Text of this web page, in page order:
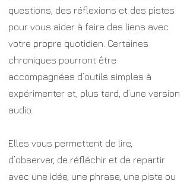
questions, des réflexions et des pistes
pour vous aider à faire des liens avec
votre propre quotidien. Certaines
chroniques pourront être
accompagnées d’outils simples à
expérimenter et, plus tard, d’une version
audio.
Elles vous permettent de lire,
d’observer, de réfléchir et de repartir
avec une idée, une phrase, une piste ou